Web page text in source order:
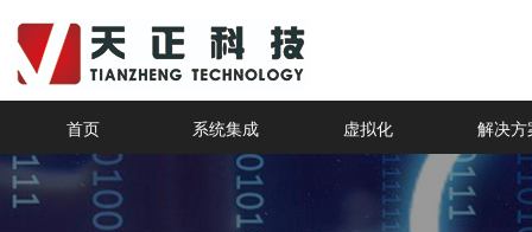
首页 系统集成 虚拟化 解决方